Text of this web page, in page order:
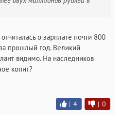
о зарплате почти 800
прошлый год. Великий
видимо. На наследников
копит?
| 4 | 0